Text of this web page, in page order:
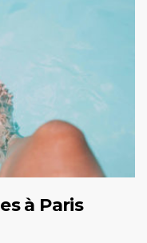
à Paris